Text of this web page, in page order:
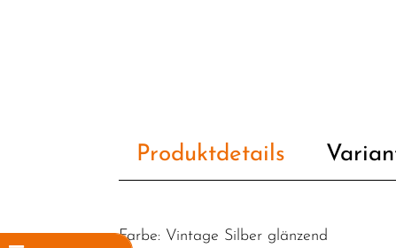
Produktdetails
Farbe: Vintage Silber glänzend